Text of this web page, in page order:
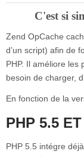
C'est si
Zend OpCache
d’un script) afin de
PHP. Il améliore les
besoin de charger,
En fonction de la
PHP 5.5
PHP 5.5 intégre